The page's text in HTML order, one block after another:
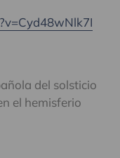
del solsticio
el hemisferio